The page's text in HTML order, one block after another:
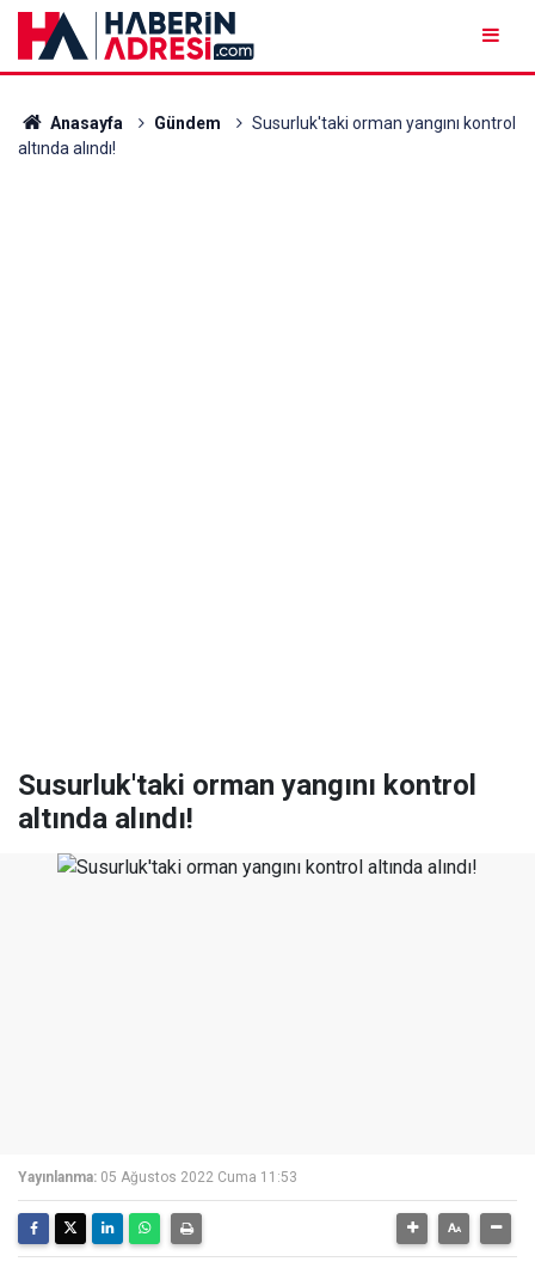
Anasayfa Gündem
Susurluk'taki orman yangını kontrol
altında alındı!
Susurluk'taki orman yangını kontrol
altında alındı!
Yayınlanma: 05 Ağustos 2022 Cuma 11:53